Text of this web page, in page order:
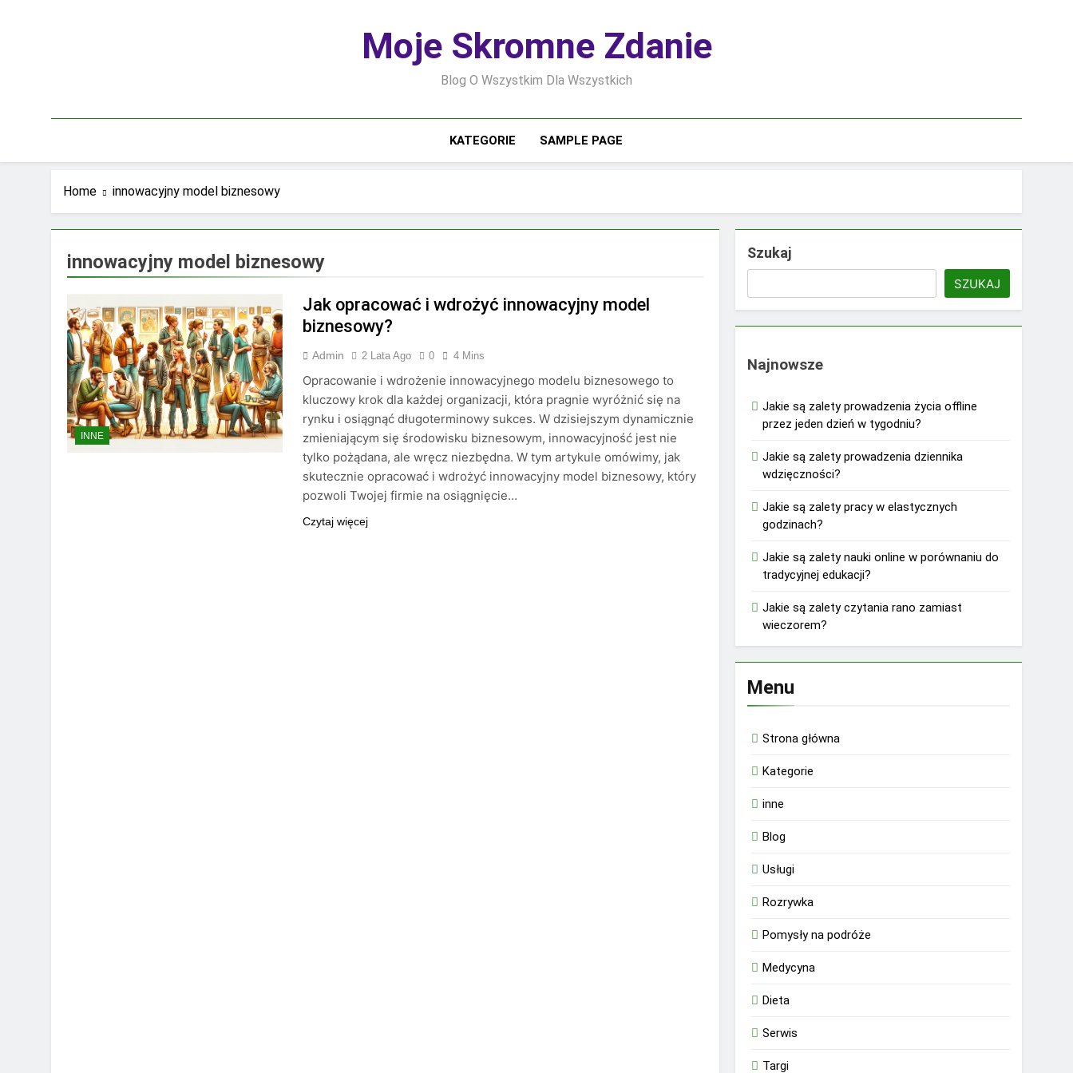
Moje Skromne Zdanie
Blog O Wszystkim Dla Wszystkich
KATEGORIE SAMPLE PAGE
Home innowacyjny model biznesowy
innowacyjny model biznesowy
INNE
Jak opracować i wdrożyć innowacyjny model
biznesowy?
Admin 2 Lata Ago 0 4 Mins
Opracowanie i wdrożenie innowacyjnego modelu biznesowego to
kluczowy krok dla każdej organizacji, która pragnie wyróżnić się na
rynku i osiągnąć długoterminowy sukces. W dzisiejszym dynamicznie
zmieniającym się środowisku biznesowym, innowacyjność jest nie
tylko pożądana, ale wręcz niezbędna. W tym artykule omówimy, jak
skutecznie opracować i wdrożyć innowacyjny model biznesowy, który
pozwoli Twojej firmie na osiągnięcie…
Czytaj więcej
Szukaj
SZUKAJ
Najnowsze
Jakie są zalety prowadzenia życia offline
przez jeden dzień w tygodniu?
Jakie są zalety prowadzenia dziennika
wdzięczności?
Jakie są zalety pracy w elastycznych
godzinach?
Jakie są zalety nauki online w porównaniu do
tradycyjnej edukacji?
Jakie są zalety czytania rano zamiast
wieczorem?
Menu
Strona główna
Kategorie
inne
Blog
Usługi
Rozrywka
Pomysły na podróże
Medycyna
Dieta
Serwis
Targi